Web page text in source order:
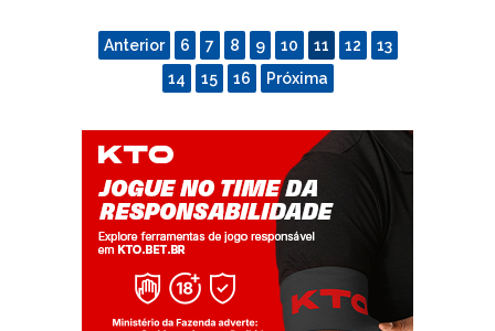
Anterior 6 7 8 9 10 11 12
13
14
15 16 Próxima